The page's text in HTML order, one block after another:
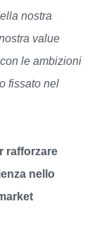
nostra
value
le ambizioni
fissato nel
rafforzare
nello